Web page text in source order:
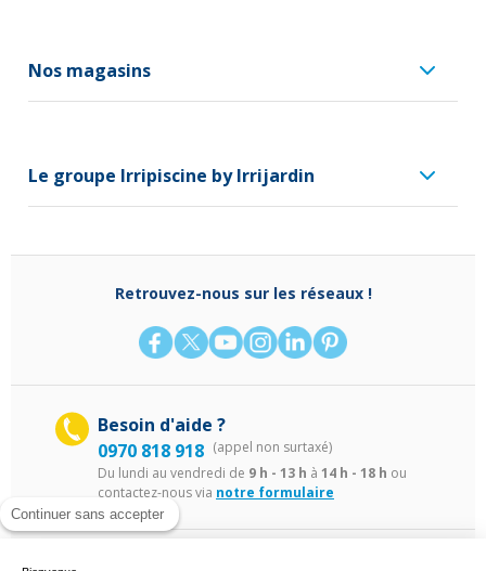
Continuer sans accepter
Nos magasins
Le groupe Irripiscine by Irrijardin
Retrouvez-nous sur les réseaux !
Besoin d'aide ?
0970 818 918 (appel non surtaxé)
Du lundi au vendredi de 9 h - 13 h à 14 h - 18 h ou
contactez-nous via notre formulaire